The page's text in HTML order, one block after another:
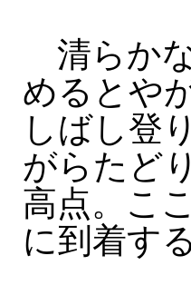
清らか
めるとや
しばし登
がらたど
高点。こ
に到着する